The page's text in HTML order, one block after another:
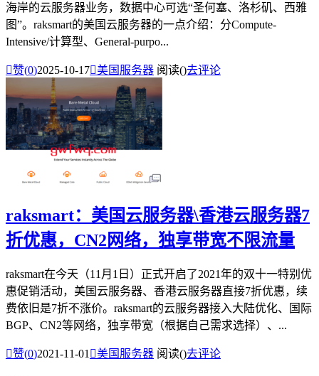
海岸的云服务器业务，数据中心可选“圣何塞、洛杉矶、西雅
图”。raksmart的美国云服务器的一点介绍：分Compute-
Intensive/计算型、General-purpo...
赞(0)2025-10-17美国服务器 阅读()去评论
raksmart：美国云服务器\香港云服务器7
折优惠，CN2网络，独享带宽不限流量
raksmart在今天（11月1日）正式开启了2021年的双十一特别优
惠促销活动，美国云服务器、香港云服务器直接7折优惠，续
费依旧是7折不涨价。raksmart的云服务器接入大陆优化、国际
BGP、CN2等网络，独享带宽（根据自己需求选择）、...
赞(0)2021-11-01美国服务器 阅读()去评论